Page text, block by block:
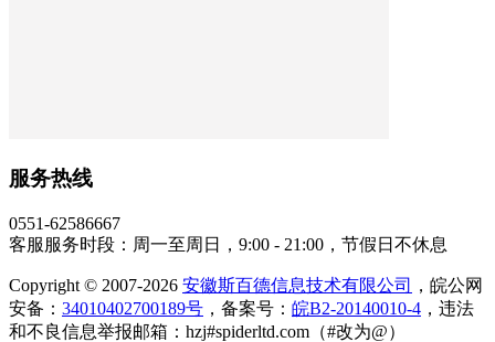
服务热线
0551-62586667
客服服务时段：周一至周日，9:00 - 21:00，节假日不休息
Copyright © 2007-2026 安徽斯百德信息技术有限公司
，皖公网
安备： 34010402700189号 ，备案号： 皖B2-20140010-4 ，违法
和不良信息举报邮箱：hzj#spiderltd.com（#改为@）